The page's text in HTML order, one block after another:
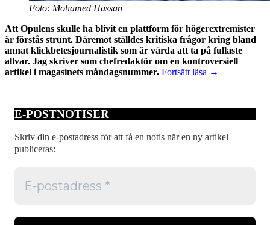
Foto: Mohamed Hassan
Att Opulens skulle ha blivit en plattform för högerextremister
är förstås strunt. Däremot ställdes kritiska frågor kring bland
annat klickbetesjournalistik som är värda att ta på fullaste
allvar. Jag skriver som chefredaktör om en kontroversiell
artikel i magasinets måndagsnummer. Fortsätt läsa Klickbeten
→
E-POSTNOTISER
Skriv din e-postadress för att få en notis när en ny artikel
publiceras: